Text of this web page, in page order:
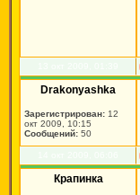
Drakonyashka
Зарегистрирован: 12
окт 2009, 10:15
Сообщений: 50
Крапинка